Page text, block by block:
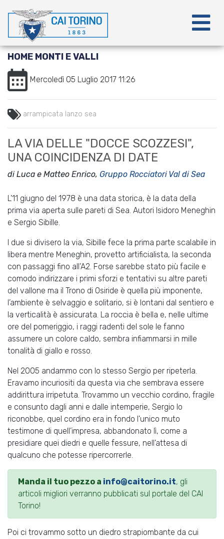
HOME MONTI E VALLI
Mercoledì 05 Luglio 2017 11:26
arrampicata lanzo sea
LA VIA DELLE "DOCCE SCOZZESI",
UNA COINCIDENZA DI DATE
di Luca e Matteo Enrico, Gruppo Rocciatori Val di Sea
L’11 giugno del 1978 è una data storica, è la data della
prima via aperta sulle pareti di Sea. Autori Isidoro Meneghin
e Sergio Sibille.
I due si divisero la via, Sibille fece la prima parte scalabile in
libera mentre Meneghin, provetto artificialista, la seconda
con passaggi fino all’A2. Forse sarebbe stato più facile e
comodo indirizzare i primi sforzi e tentativi su altre pareti
del vallone ma il Trono di Osiride è quella più imponente,
l’ambiente è selvaggio e solitario, si è lontani dal sentiero e
la verticalità è assicurata. La roccia è bella e, nelle ultime
ore del pomeriggio, i raggi radenti del sole le fanno
assumere un colore caldo, sembra infiammarsi in mille
tonalità di giallo e rosso.
Nel 2005 andammo con lo stesso Sergio per ripeterla.
Eravamo incuriositi da questa via che sembrava essere
addirittura irripetuta. Trovammo un vecchio cordino, fragile
e consunto dagli anni e dalle intemperie, Sergio lo
riconobbe, quel cordino era in fondo l’unico muto
testimone di quell’impresa, abbandonato lì, come a
presidiare quei diedri e quelle fessure, nell’attesa di
qualcuno che potesse ripercorrerle.
Manda il tuo pezzo a info@caitorino.it, gli
articoli migliori verranno pubblicati sul portale del CAI
Torino!
Poi ci trovammo sotto un diedro strapiombante da cui